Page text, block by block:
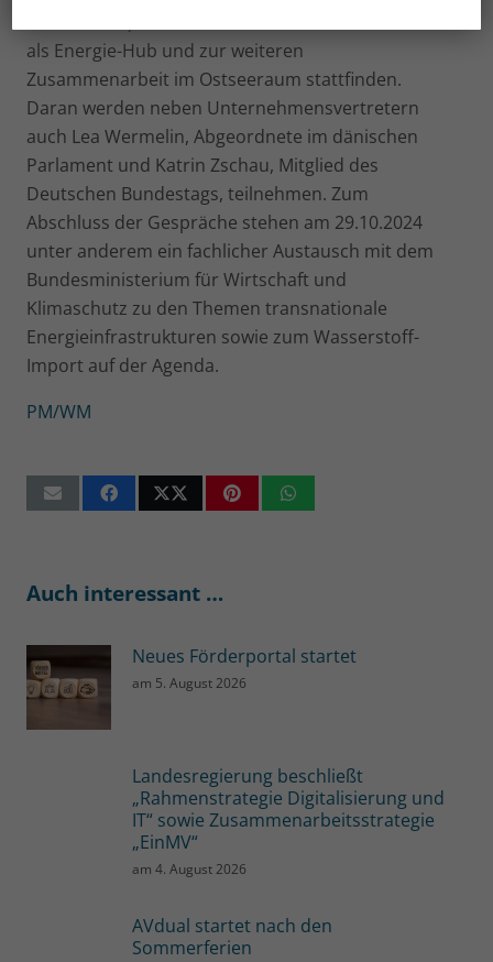
als Energie-Hub und zur weiteren
Zusammenarbeit im Ostseeraum stattfinden.
Daran werden neben Unternehmensvertretern
auch Lea Wermelin, Abgeordnete im dänischen
Parlament und Katrin Zschau, Mitglied des
Deutschen Bundestags, teilnehmen. Zum
Abschluss der Gespräche stehen am 29.10.2024
unter anderem ein fachlicher Austausch mit dem
Bundesministerium für Wirtschaft und
Klimaschutz zu den Themen transnationale
Energieinfrastrukturen sowie zum Wasserstoff-
Import auf der Agenda.
PM/WM
Auch interessant …
Neues Förderportal startet
am 5. August 2026
Landesregierung beschließt
„Rahmenstrategie Digitalisierung und
IT“ sowie Zusammenarbeitsstrategie
„EinMV“
am4. August 2026
AVdual startet nach den
Sommerferien